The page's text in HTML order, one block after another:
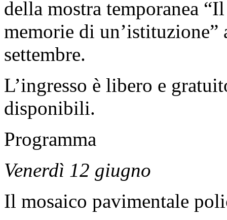
della mostra temporanea
memorie di
settembre.
L’ingresso è libero e
disponibili.
Programma
Venerdì 12 giugno
Il mosaico pavimentale